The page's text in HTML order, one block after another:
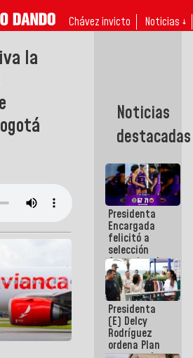
Chávez invicto Noticias ↓
la
Noticias
destacadas
Presidenta
Encargada
felicitó a
selección
femenina de
baloncesto
por su
clasificación
a la
AmeriCup
2027
Presidenta
(E) Delcy
Rodríguez
ordena Plan